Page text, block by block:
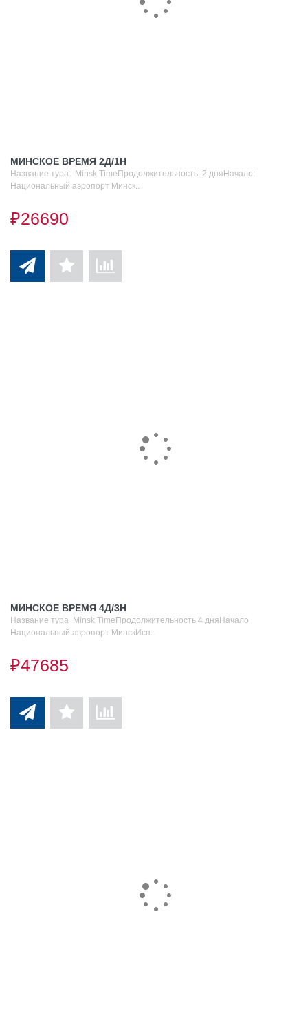
МИНСКОЕ ВРЕМЯ 2Д/1Н
Название тура: Minsk TimeПродолжительность: 2 дняНачало:
Национальный аэропорт Минск..
₽26690
МИНСКОЕ ВРЕМЯ 4Д/3Н
Название тура Minsk TimeПродолжительность 4 дняНачало
Национальный аэропорт МинскИсп..
₽47685